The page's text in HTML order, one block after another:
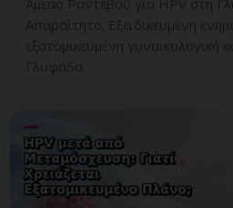
Απαραίτητο; Εξειδικευμένη
εξατομικευμένη γυναικολογική
Γλυφάδα.